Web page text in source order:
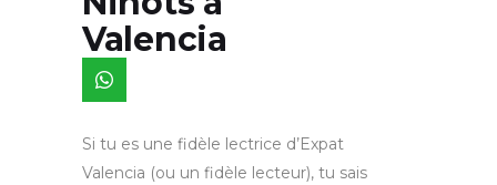
Valencia
Si tu es une fidèle lectrice d’Expat
Valencia (ou un fidèle lecteur), tu sais